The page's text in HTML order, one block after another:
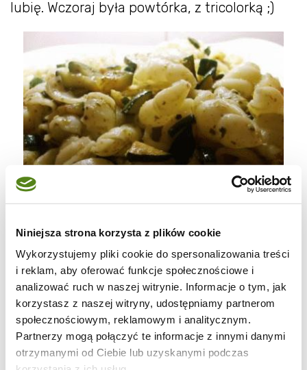
Niniejsza strona korzysta z plików cookie
Wykorzystujemy pliki cookie do spersonalizowania treści
i reklam, aby oferować funkcje społecznościowe i
analizować ruch w naszej witrynie. Informacje o tym, jak
korzystasz z naszej witryny, udostępniamy partnerom
społecznościowym, reklamowym i analitycznym.
Partnerzy mogą połączyć te informacje z innymi danymi
otrzymanymi od Ciebie lub uzyskanymi podczas
lubię. Wczoraj była powtórka, z tricolorką ;)
Składniki na 1 porcję:
*garść dowolnego makaronu (u mnie